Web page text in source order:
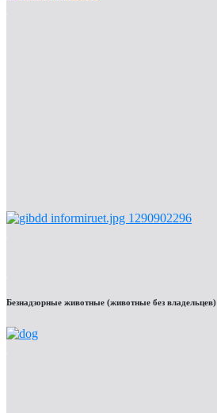
Безнадзорные животные (животные без владельцев)